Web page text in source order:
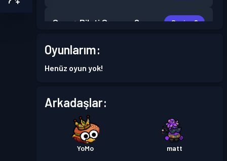
Savaş Bileti Season 8 Seviye 2
Savaş Bileti
Savaş Bileti
Savaş Bileti
Oyunlarım:
Henüz oyun yok!
Arkadaşlar:
YoMo matt